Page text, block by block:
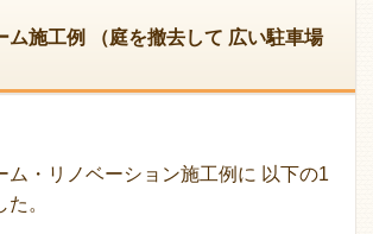
ム施工例 （庭を撤去して 広い駐車場
ム・リノベーション施工例に 以下の1
。